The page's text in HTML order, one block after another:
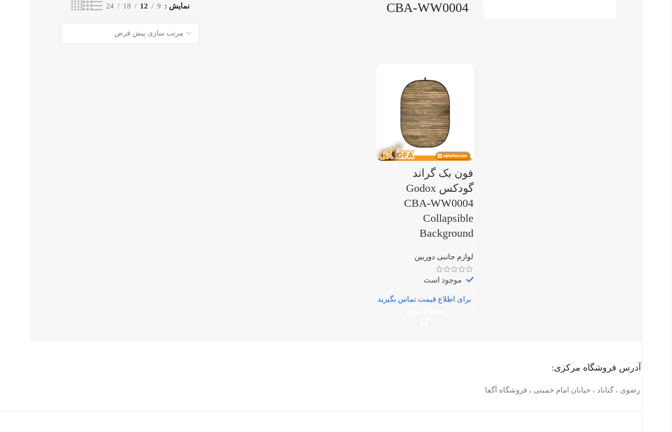
CBA-WW0004 نمایش 9
12
18
24
فون بک گراند
گودکس Godox
CBA-WW0004
Collapsible
Background
لوازم جانبی دوربین
موجود است
آدرس فروشگاه مرکزی:
خراسان رضوی ، گناباد ، خیابان امام خمینی ، فروشگاه آگفا